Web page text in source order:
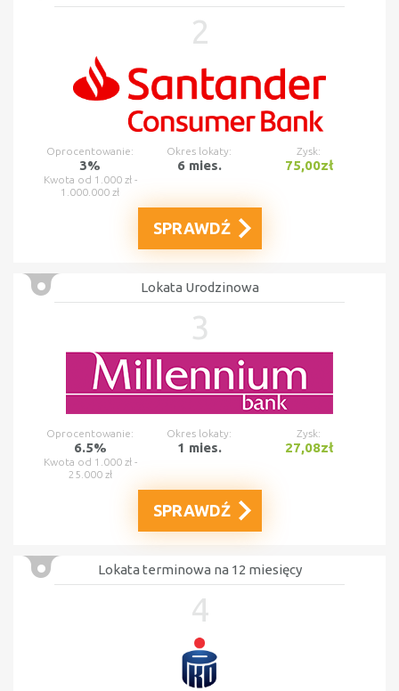
2
Oprocentowanie: Okres lokaty: Zysk:
3% 6 mies. 75,00zł
Kwota od 1.000 zł -
1.000.000 zł
SPRAWDŹ
Lokata Urodzinowa
3
Oprocentowanie: Okres lokaty: Zysk:
6.5% 1 mies. 27,08zł
Kwota od 1.000 zł -
25.000 zł
SPRAWDŹ
Lokata terminowa na 12 miesięcy
4